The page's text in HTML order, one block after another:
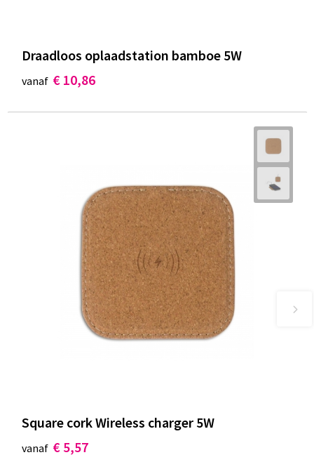
Draadloos oplaadstation bamboe 5W
vanaf € 10,86
Square cork Wireless charger 5W
vanaf € 5,57